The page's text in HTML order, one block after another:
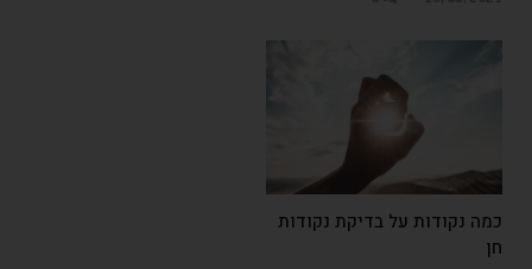
כמה נקודות על בדיקת נקודות
חן